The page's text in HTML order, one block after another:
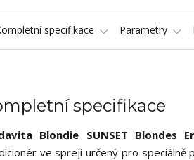
specifikace Parametry
specifikace
Blondie SUNSET Blondes
ve spreji určený pro